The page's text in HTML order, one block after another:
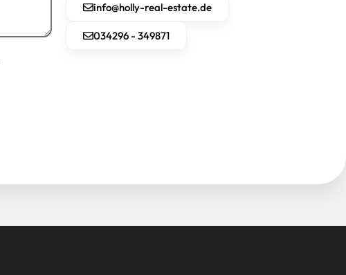
info@holly-real-estate.de
034296 - 349871